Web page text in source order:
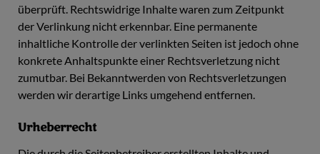
überprüft. Rechtswidrige Inhalte waren zum Zeitpunkt
der Verlinkung nicht erkennbar. Eine permanente
inhaltliche Kontrolle der verlinkten Seiten ist jedoch ohne
konkrete Anhaltspunkte einer Rechtsverletzung nicht
zumutbar. Bei Bekanntwerden von Rechtsverletzungen
werden wir derartige Links umgehend entfernen.
Urheberrecht